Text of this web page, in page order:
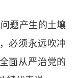
题产生的土壤
必须永远吹冲
面从严治党的